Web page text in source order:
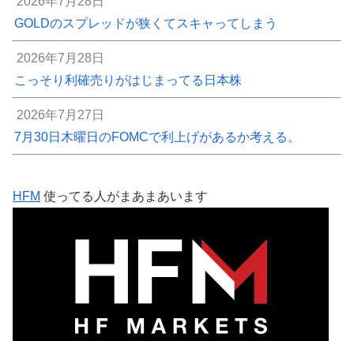
GOLDのスプレッドが狭くてスキャってしまう
2026年7月28日
こっそり利確売りがはじまってる日本株
2026年7月27日
7月30日木曜日のFOMCで利上げがあるか考える。
HFM 使ってる人がまあまあいます